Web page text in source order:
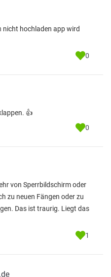
nicht hochladen app wird
0
👍
0
von Sperrbildschirm oder
zu neuen Fängen oder zu
Das ist traurig. Liegt das
1